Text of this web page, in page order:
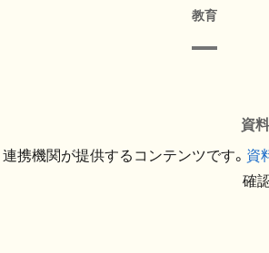
教育
資
連携機関が提供するコンテンツです。 資
確